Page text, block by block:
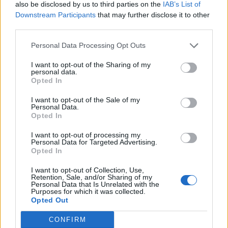
also be disclosed by us to third parties on the IAB’s List of
Downstream Participants that may further disclose it to other
Personal Data Processing Opt Outs
I want to opt-out of the Sharing of my
personal data.
Opted In
I want to opt-out of the Sale of my
Personal Data.
Opted In
I want to opt-out of processing my
Personal Data for Targeted Advertising.
Opted In
I want to opt-out of Collection, Use,
Retention, Sale, and/or Sharing of my
Personal Data that Is Unrelated with the
Purposes for which it was collected.
Opted Out
CONFIRM
Αποθήκευσε το όνομά μου, email, και τον ιστότοπο